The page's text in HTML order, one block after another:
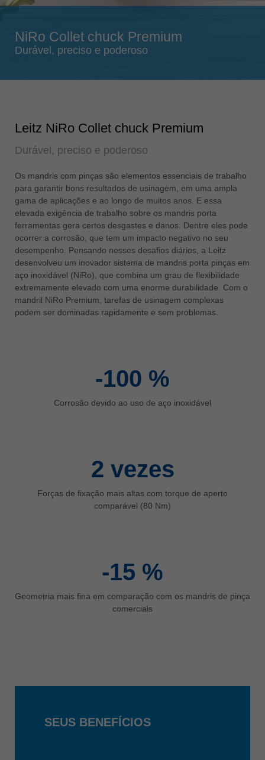
Slovenija
slovenski
türkçe
USA
english
Việt Nam
tiếng việt
中国
中文
ประเทศไทย
Україна
NiRo Collet chuck Premium
Durável, preciso e poderoso
Leitz NiRo Collet chuck Premium
Durável, preciso e poderoso
Os mandris com pinças são elementos essenciais de trabalho
para garantir bons resultados de usinagem, em uma ampla
gama de aplicações e ao longo de muitos anos. E essa
elevada exigência de trabalho sobre os mandris porta
ferramentas gera certos desgastes e danos. Dentre eles pode
ocorrer a corrosão, que tem um impacto negativo no seu
desempenho. Pensando nesses desafios diários, a Leitz
desenvolveu um inovador sistema de mandris porta pinças em
aço inoxidável (NiRo), que combina um grau de flexibilidade
extremamente elevado com uma enorme durabilidade. Com o
mandril NiRo Premium, tarefas de usinagem complexas
podem ser dominadas rapidamente e sem problemas.
-100 %
Corrosão devido ao uso de aço inoxidável
2 vezes
Forças de fixação mais altas com torque de aperto
comparável (80 Nm)
-15 %
Geometria mais fina em comparação com os mandris de pinça
comerciais
SEUS BENEFÍCIOS